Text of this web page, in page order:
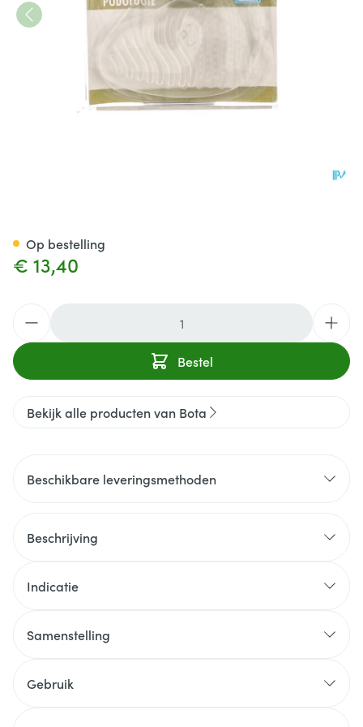
€ 13,40
Bestel
Op bestelling
Bekijk alle producten van Bota
Beschikbare leveringsmethoden
Beschrijving
Indicatie
Samenstelling
Gebruik